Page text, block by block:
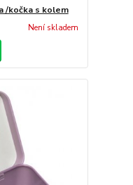
/kočka s kolem
Není skladem